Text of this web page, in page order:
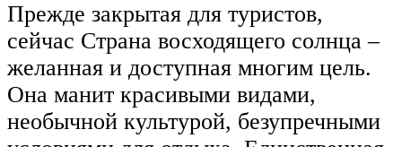
Прежде закрытая для туристов,
сейчас Страна восходящего солнца –
желанная и доступная многим цель.
Она манит красивыми видами,
необычной культурой, безупречными